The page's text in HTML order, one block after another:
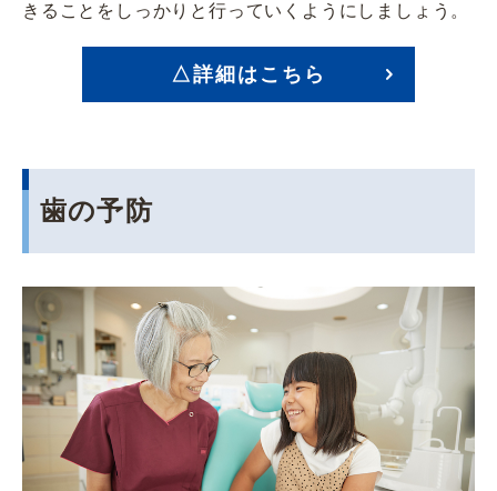
きることをしっかりと行っていくようにしましょう。
△詳細はこちら
歯の予防